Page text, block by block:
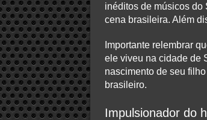
inéditos de músicos do
cena brasileira. Além
Importante relembrar
ele viveu na cidade de
nascimento de seu
brasileiro.
Impulsionador do